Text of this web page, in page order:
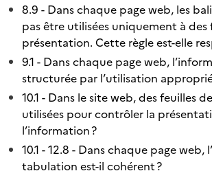
8.9 - Dans chaque page web, les
pas être utilisées uniquement à des
présentation. Cette règle est-elle
9.1 - Dans chaque page web,
structurée par l’utilisation
10.1 - Dans le site web, des feuilles
utilisées pour contrôler la
l’information ?
10.1 - 12.8 - Dans chaque page web,
tabulation est-il cohérent ?